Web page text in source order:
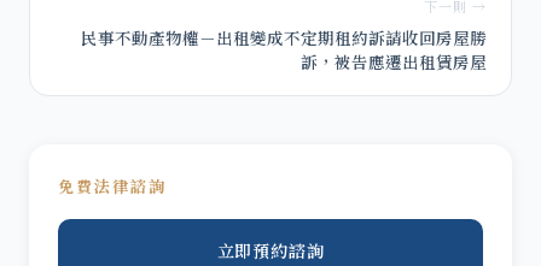
下一則 →
民事不動產物權－出租變成不定期租約訴請收回房屋勝
訴，被告應遷出租賃房屋
免費法律諮詢
立即預約諮詢